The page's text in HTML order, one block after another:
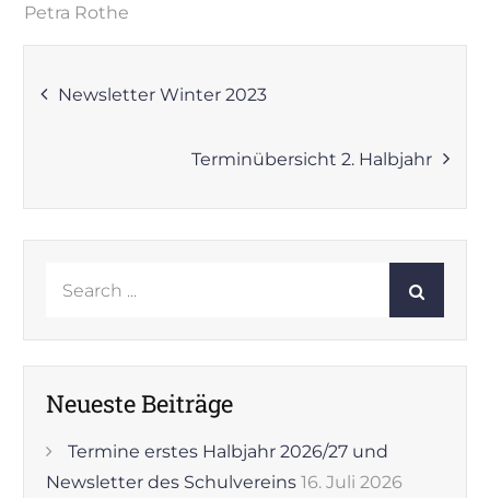
Petra Rothe
Beitragsnavigation
Newsletter Winter 2023
Terminübersicht 2. Halbjahr
Neueste Beiträge
Termine erstes Halbjahr 2026/27 und
Newsletter des Schulvereins 16. Juli 2026